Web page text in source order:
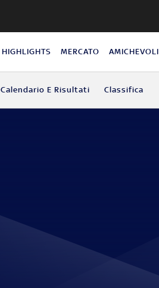
HIGHLIGHTS MERCATO AMICHEVOLI
Calendario E Risultati Classifica